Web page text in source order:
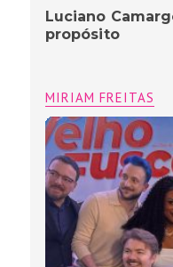
Luciano
propósito
MIRIAM FREITAS